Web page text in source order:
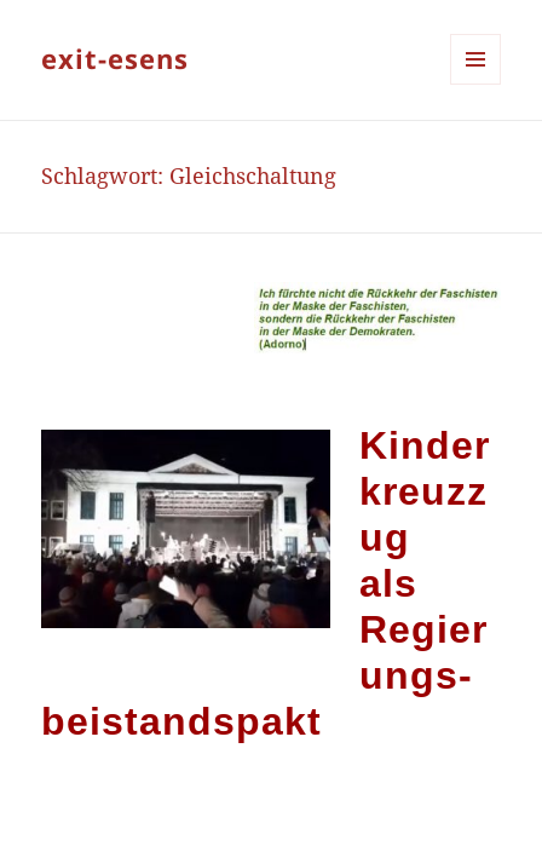
exit-esens
Schlagwort: Gleichschaltung
Kinder
kreuzz
ug
als
Regier
ungs-
beistandspakt